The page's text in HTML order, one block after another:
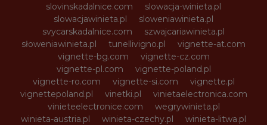
slovinskadalnice.com
slowacja-winieta.pl
slowacjawinieta.pl
sloweniawinieta.pl
svycarskadalnice.com
szwajcariawinieta.pl
słoweniawinieta.pl
tunellivigno.pl
vignette-at.com
vignette-bg.com
vignette-cz.com
vignette-pl.com
vignette-poland.pl
vignette-ro.com
vignette-si.com
vignette.pl
vignettepoland.pl
vinetki.pl
vinietaelectronica.com
vinieteelectronice.com
wegrywinieta.pl
winieta-austria.pl
winieta-czechy.pl
winieta-litwa.pl